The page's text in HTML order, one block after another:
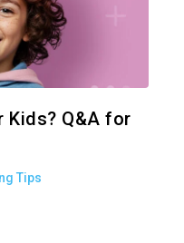
Kids? Q&A for
Tips